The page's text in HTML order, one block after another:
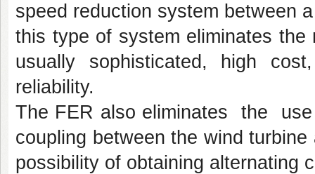
speed reduction system between
this type of system eliminates
usually sophisticated, high
reliability.
The FER also eliminates the
coupling between the wind
possibility of obtaining alternating